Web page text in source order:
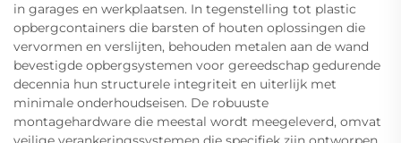
in garages en werkplaatsen. In tegenstelling tot plastic
opbergcontainers die barsten of houten oplossingen die
vervormen en verslijten, behouden metalen aan de wand
bevestigde opbergsystemen voor gereedschap gedurende
decennia hun structurele integriteit en uiterlijk met
minimale onderhoudseisen. De robuuste
montagehardware die meestal wordt meegeleverd, omvat